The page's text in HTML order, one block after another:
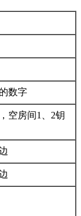
数字
空房间1、2钥